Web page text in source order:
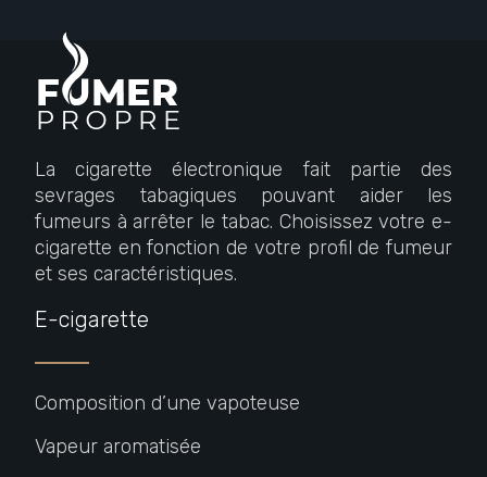
La cigarette électronique fait partie des
sevrages tabagiques pouvant aider les
fumeurs à arrêter le tabac. Choisissez votre e-
cigarette en fonction de votre profil de fumeur
et ses caractéristiques.
E-cigarette
Composition d’une vapoteuse
Vapeur aromatisée